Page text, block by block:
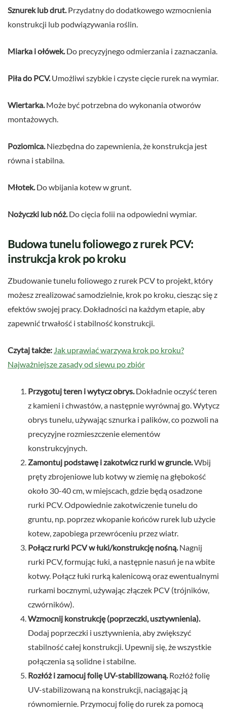
Sznurek lub drut. Przydatny do dodatkowego wzmocnienia
konstrukcji lub podwiązywania roślin.
Miarka i ołówek. Do precyzyjnego odmierzania i zaznaczania.
Piła do PCV. Umożliwi szybkie i czyste cięcie rurek na wymiar.
Wiertarka. Może być potrzebna do wykonania otworów
montażowych.
Poziomica. Niezbędna do zapewnienia, że konstrukcja jest
równa i stabilna.
Młotek. Do wbijania kotew w grunt.
Nożyczki lub nóż. Do cięcia folii na odpowiedni wymiar.
Budowa tunelu foliowego z rurek PCV:
instrukcja krok po kroku
Zbudowanie tunelu foliowego z rurek PCV to projekt, który
możesz zrealizować samodzielnie, krok po kroku, ciesząc się z
efektów swojej pracy. Dokładności na każdym etapie, aby
zapewnić trwałość i stabilność konstrukcji.
Czytaj także: Jak uprawiać warzywa krok po kroku?
Najważniejsze zasady od siewu po zbiór
Przygotuj teren i wytycz obrys. Dokładnie oczyść teren
z kamieni i chwastów, a następnie wyrównaj go. Wytycz
obrys tunelu, używając sznurka i palików, co pozwoli na
precyzyjne rozmieszczenie elementów
konstrukcyjnych.
Zamontuj podstawę i zakotwicz rurki w gruncie.Wbij
pręty zbrojeniowe lub kotwy w ziemię na głębokość
około 30-40 cm, w miejscach, gdzie będą osadzone
rurki PCV. Odpowiednie zakotwiczenie tunelu do
gruntu, np. poprzez wkopanie końców rurek lub użycie
kotew, zapobiega przewróceniu przez wiatr.
Połącz rurki PCV w łuki/konstrukcję nośną. Nagnij
rurki PCV, formując łuki, a następnie nasuń je na wbite
kotwy. Połącz łuki rurką kalenicową oraz ewentualnymi
rurkami bocznymi, używając złączek PCV (trójników,
czwórników).
Wzmocnij konstrukcję (poprzeczki, usztywnienia).
Dodaj poprzeczki i usztywnienia, aby zwiększyć
stabilność całej konstrukcji. Upewnij się, że wszystkie
połączenia są solidne i stabilne.
Rozłóż i zamocuj folię UV-stabilizowaną. Rozłóż folię
UV-stabilizowaną na konstrukcji, naciągając ją
równomiernie. Przymocuj folię do rurek za pomocą